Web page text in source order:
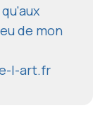
de mon
l-art.fr